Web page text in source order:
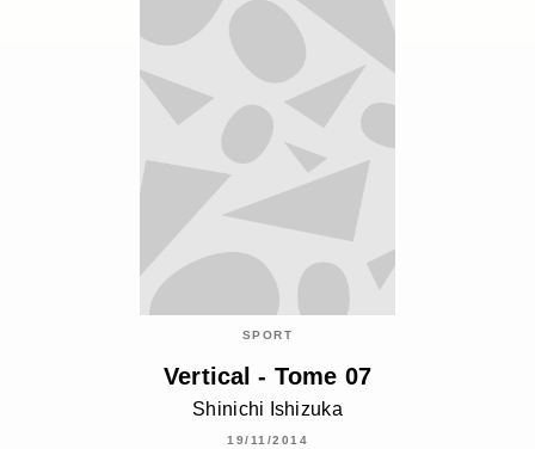
SPORT
Vertical - Tome 07
Shinichi Ishizuka
19/11/2014